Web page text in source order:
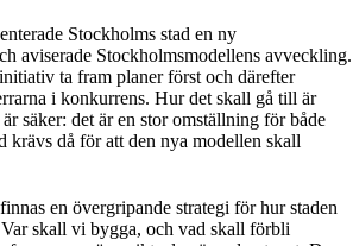
Stockholms stad en ny
aviserade Stockholmsmodellens avveckling.
ta fram planer först och därefter
i konkurrens. Hur det skall gå till är
säker: det är en stor omställning för både
krävs då för att den nya modellen skall
en övergripande strategi för hur staden
skall vi bygga, och vad skall förbli